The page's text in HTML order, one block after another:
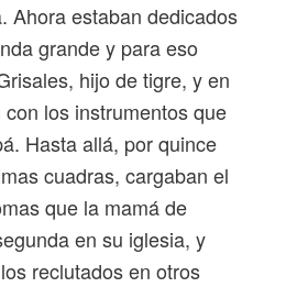
Ahora estaban dedicados
grande y para eso
hijo de tigre, y en
los instrumentos que
Hasta allá, por quince
cuadras, cargaban el
que la mamá de
en su iglesia, y
reclutados en otros